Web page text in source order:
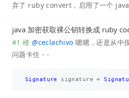
弃了 ruby convert，启用了一个 java
java 加密获取裸公钥转换成 ruby
#1 楼 @ceclachivo 嗯嗯，还是从中
问题卡住 - -
Signature signature =